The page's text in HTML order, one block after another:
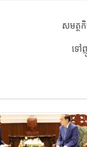
សមត្ថ
ទៅ